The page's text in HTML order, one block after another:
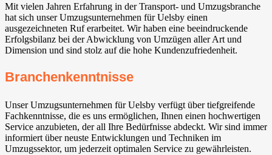
Mit vielen Jahren Erfahrung in der Transport- und Umzugsbranche
hat sich unser Umzugsunternehmen für Uelsby einen
ausgezeichneten Ruf erarbeitet. Wir haben eine beeindruckende
Erfolgsbilanz bei der Abwicklung von Umzügen aller Art und
Dimension und sind stolz auf die hohe Kundenzufriedenheit.
Branchenkenntnisse
Unser Umzugsunternehmen für Uelsby verfügt über tiefgreifende
Fachkenntnisse, die es uns ermöglichen, Ihnen einen hochwertigen
Service anzubieten, der all Ihre Bedürfnisse abdeckt. Wir sind immer
informiert über neuste Entwicklungen und Techniken im
Umzugssektor, um jederzeit optimalen Service zu gewährleisten.